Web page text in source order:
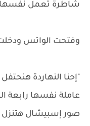
شاطرة تعمل نفسها
وفتحت الواتس
"إحنا النهاردة
عاملة نفسها رابعة
صور إسبيشال هتنزل